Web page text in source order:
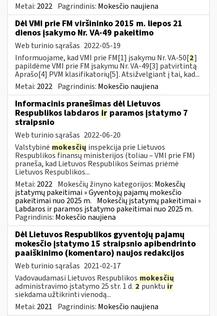
Metai: 2022 Pagrindinis: Mokesčio naujiena
Dėl VMI prie FM viršininko 2015 m. liepos 21
dienos įsakymo Nr. VA-49 pakeitimo
Web turinio sąrašas 2022-05-19
Informuojame, kad VMI prie FM[1] įsakymu Nr. VA-50[2]
papildėme VMI prie FM įsakymu Nr. VA-49[3] patvirtintą
Aprašo[4] PVM klasifikatorių[5]. Atsižvelgiant į tai, kad...
Metai: 2022 Pagrindinis: Mokesčio naujiena
Informacinis pranešimas dėl Lietuvos
Respublikos labdaros ir paramos įstatymo 7
straipsnio
Web turinio sąrašas 2022-06-20
Valstybinė mokesčių inspekcija prie Lietuvos
Respublikos finansų ministerijos (toliau – VMI prie FM)
praneša, kad Lietuvos Respublikos Seimas priėmė
Lietuvos Respublikos...
Metai: 2022 Mokesčių žinyno kategorijos: Mokesčių
įstatymų pakeitimai » Gyventojų pajamų mokesčio
pakeitimai nuo 2025 m. Mokesčių įstatymų pakeitimai »
Labdaros ir paramos įstatymo pakeitimai nuo 2025 m.
Pagrindinis: Mokesčio naujiena
Dėl Lietuvos Respublikos gyventojų pajamų
mokesčio įstatymo 15 straipsnio apibendrinto
paaiškinimo (komentaro) naujos redakcijos
Web turinio sąrašas 2021-02-17
Vadovaudamasi Lietuvos Respublikos mokesčių
administravimo įstatymo 25 str. 1 d. 2punktuir
siekdama užtikrinti vienodą...
Metai: 2021 Pagrindinis: Mokesčio naujiena